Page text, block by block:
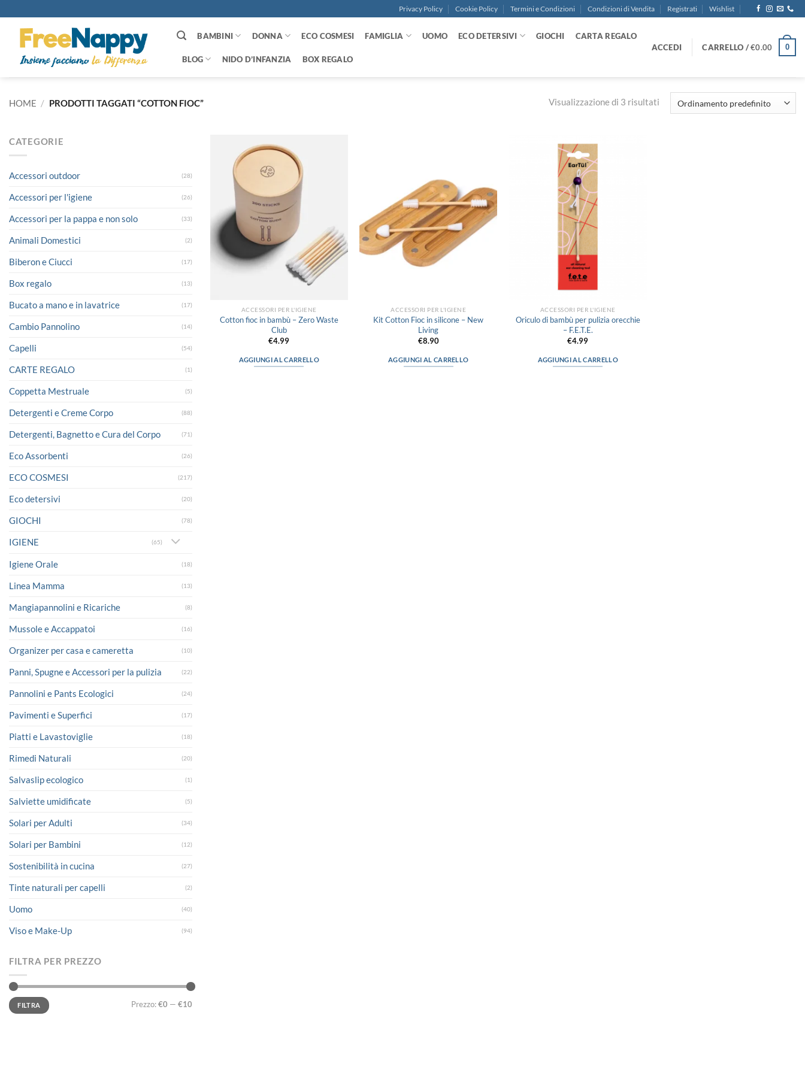
ai
contenuti
Privacy Policy Cookie Policy Termini e Condizioni Condizioni di Vendita Registrati Wishlist
BAMBINI DONNA ECO COSMESI FAMIGLIA UOMO ECO DETERSIVI GIOCHI CARTA REGALO
BLOG NIDO D’INFANZIA BOX REGALO
ACCEDI CARRELLO /€0.00 0
HOME / PRODOTTI TAGGATI “COTTON FIOC” Visualizzazione di 3 risultati
CATEGORIE
Accessori outdoor (28)
Accessori per l'igiene (26)
Accessori per la pappa e non solo (33)
Animali Domestici (2)
Biberon e Ciucci (17)
Box regalo (13)
Bucato a mano e in lavatrice (17)
Cambio Pannolino (14)
Capelli (54)
CARTE REGALO (1)
Coppetta Mestruale (5)
Detergenti e Creme Corpo (88)
Detergenti, Bagnetto e Cura del Corpo (71)
Eco Assorbenti (26)
ECO COSMESI (217)
Eco detersivi (20)
GIOCHI (78)
IGIENE (65)
Igiene Orale (18)
Linea Mamma (13)
Mangiapannolini e Ricariche (8)
Mussole e Accappatoi (16)
Organizer per casa e cameretta (10)
Panni, Spugne e Accessori per la pulizia (22)
Pannolini e Pants Ecologici (24)
Pavimenti e Superfici (17)
Piatti e Lavastoviglie (18)
Rimedi Naturali (20)
Salvaslip ecologico (1)
Salviette umidificate (5)
Solari per Adulti (34)
Solari per Bambini (12)
Sostenibilità in cucina (27)
Tinte naturali per capelli (2)
Uomo (40)
Viso e Make-Up (94)
FILTRA PER PREZZO
Prezzo
Min
Prezzo
MaxFILTRA Prezzo:€0 — €10
ACCESSORI PER L'IGIENE
Cotton fioc in bambù – Zero Waste
Club
€4.99
AGGIUNGI AL CARRELLO
desideri
ACCESSORI PER L'IGIENE
Kit Cotton Fioc in silicone – New
Living
€8.90
AGGIUNGI AL CARRELLO
ACCESSORI PER L'IGIENE
Oriculo di bambù per pulizia orecchie
– F.E.T.E.
€4.99
AGGIUNGI AL CARRELLO